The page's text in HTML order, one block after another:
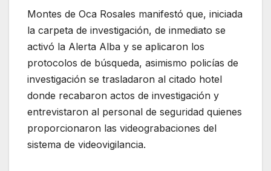
Montes de Oca Rosales manifestó que, iniciada
la carpeta de investigación, de inmediato se
activó la Alerta Alba y se aplicaron los
protocolos de búsqueda, asimismo policías de
investigación se trasladaron al citado hotel
donde recabaron actos de investigación y
entrevistaron al personal de seguridad quienes
proporcionaron las videograbaciones del
sistema de videovigilancia.